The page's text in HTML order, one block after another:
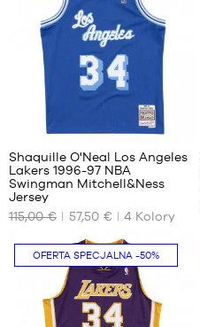
NASZE
DOSTĘPNE
ROZMIARY
XS
Shaquille O'Neal Los Angeles
Lakers 1996-97 NBA
Swingman Mitchell&Ness
Jersey
115,00 €
57,50 € 4 Kolory
OFERTA SPECJALNA -50%